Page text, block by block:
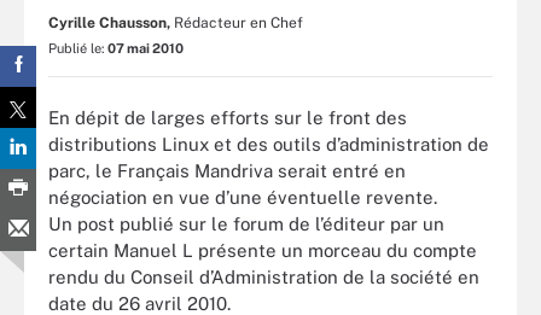
Cyrille Chausson, Rédacteur en Chef
Publié le: 07 mai 2010
En dépit de larges efforts sur le front des
distributions Linux et des outils d’administration de
parc, le Français Mandriva serait entré en
négociation en vue d’une éventuelle revente.
Un post publié sur le forum de l’éditeur par un
certain Manuel L présente un morceau du compte
rendu du Conseil d’Administration de la société en
date du 26 avril 2010.